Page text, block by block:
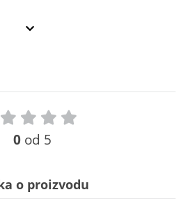
0 od 5
o proizvodu